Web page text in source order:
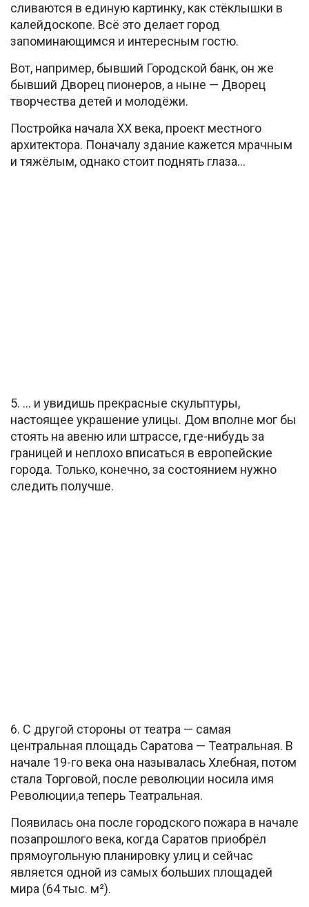
сливаются в единую картинку, как стёклышки в
калейдоскопе. Всё это делает город
запоминающимся и интересным гостю.
Вот, например, бывший Городской банк, он же
бывший Дворец пионеров, а ныне — Дворец
творчества детей и молодёжи.
Постройка начала XX века, проект местного
архитектора. Поначалу здание кажется мрачным
и тяжёлым, однако стоит поднять глаза…
5. … и увидишь прекрасные скульптуры,
настоящее украшение улицы. Дом вполне мог бы
стоять на авеню или штрассе, где-нибудь за
границей и неплохо вписаться в европейские
города. Только, конечно, за состоянием нужно
следить получше.
6. С другой стороны от театра — самая
центральная площадь Саратова — Театральная. В
начале 19-го века она называлась Хлебная, потом
стала Торговой, после революции носила имя
Революции,а теперь Театральная.
Появилась она после городского пожара в начале
позапрошлого века, когда Саратов приобрёл
прямоугольную планировку улиц и сейчас
является одной из самых больших площадей
мира (64 тыс. м²).